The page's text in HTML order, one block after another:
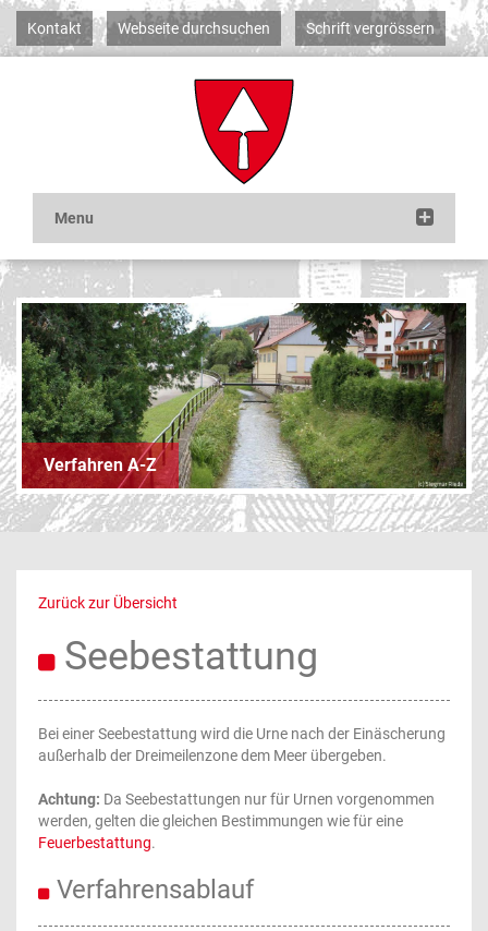
Kontakt Webseite durchsuchen Schrift vergrössern
Verfahren A-Z
Zurück zur Übersicht
Seebestattung
Bei einer Seebestattung wird die Urne nach der Einäscherung
außerhalb der Dreimeilenzone dem Meer übergeben.
Achtung: Da Seebestattungen nur für Urnen vorgenommen
werden, gelten die gleichen Bestimmungen wie für eine
Feuerbestattung.
Verfahrensablauf